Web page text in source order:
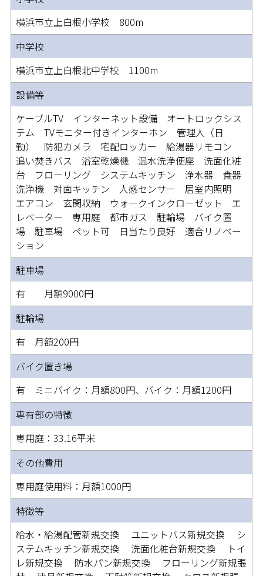
横浜市立上白根小学校 800m
中学校
横浜市立上白根北中学校 1100m
設備等
ケーブルTV インターネット設備 オートロックシス
テム TVモニター付きインターホン 管理人（日
勤） 防犯カメラ 宅配ロッカー 給湯器リモコン
追い焚きバス 浴室乾燥機 温水洗浄便座 洗面化粧
台 フローリング システムキッチン 浄水器 食器
洗浄機 対面キッチン 人感センサー 居室内照明
エアコン 玄関収納 ウォークインクローゼット エ
レベーター 専用庭 都市ガス 駐輪場 バイク置
場 駐車場 ペット可 日当たり良好 適合リノベー
ション
駐車場
有 月額9000円
駐輪場
有 月額200円
バイク置き場
有 ミニバイク：月額800円、バイク：月額1200円
専有部の特徴
専用庭：33.16平米
その他費用
専用庭使用料：月額1000円
特徴等
給水・給湯配管新規交換 ユニットバス新規交換 シ
ステムキッチン新規交換 洗面化粧台新規交換 トイ
レ新規交換 防水パン新規交換 フローリング新規張